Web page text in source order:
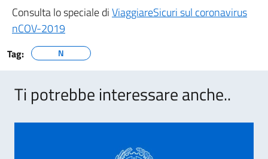
Consulta lo speciale diViaggiareSicuri sul coronavirus
nCOV-2019
Tag: N
Ti potrebbe interessare anche..